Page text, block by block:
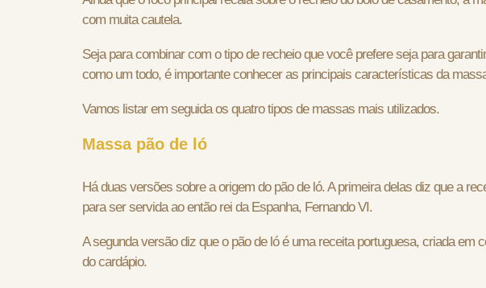
com muita cautela.
Seja para combinar com o tipo de recheio que você prefere seja para
como um todo, é importante conhecer as principais características da
Vamos listar em seguida os quatro tipos de massas mais utilizados.
Massa pão de ló
Há duas versões sobre a origem do pão de ló. A primeira delas diz que a
para ser servida ao então rei da Espanha, Fernando VI.
A segunda versão diz que o pão de ló é uma receita portuguesa, criada em
do cardápio.